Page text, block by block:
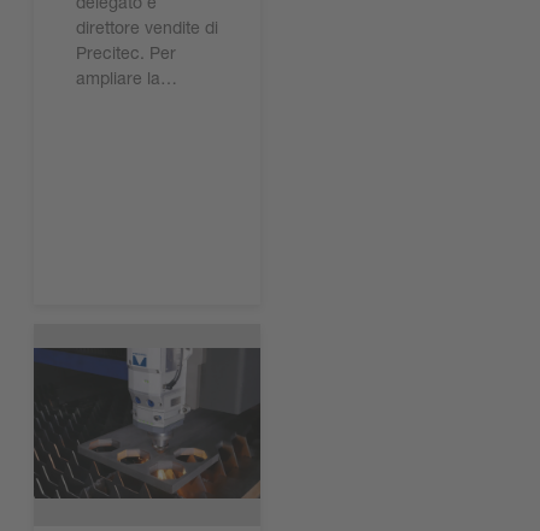
direttore vendite di
Precitec. Per
ampliare la…